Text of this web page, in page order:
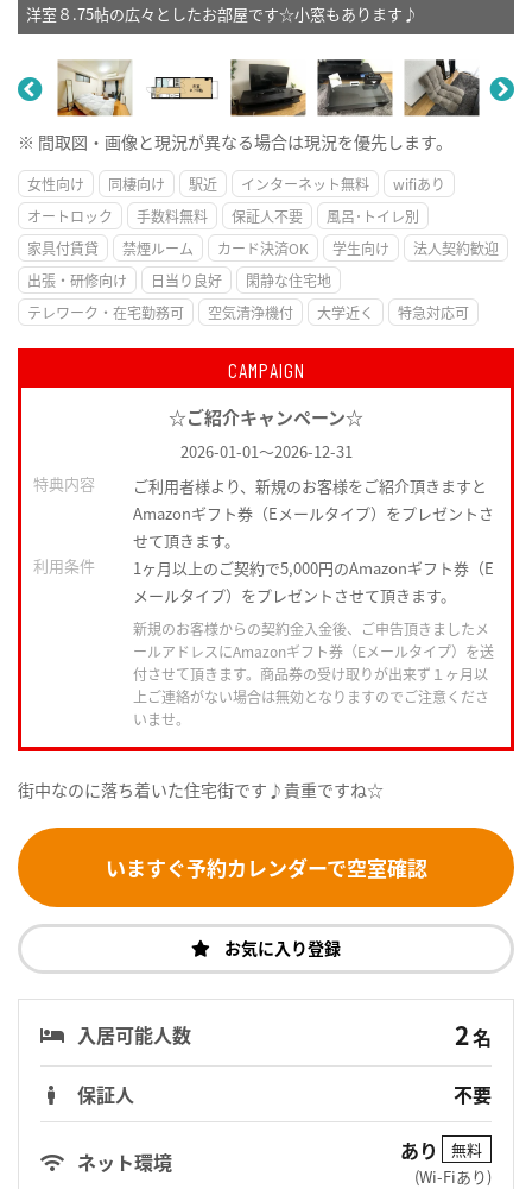
洋室８.75帖の広々としたお部屋です☆小窓もあります♪
※ 間取図・画像と現況が異なる場合は現況を優先します。
女性向け 同棲向け 駅近 インターネット無料
wifiあり
オートロック
手数料無料 保証人不要
風呂･トイレ別
家具付賃貸
禁煙ルーム カード決済OK 学生向け
法人契約歓迎
出張・研修向け
日当り良好
閑静な住宅地
テレワーク・在宅勤務可
空気清浄機付 大学近く 特急対応可
CAMPAIGN
☆ご紹介キャンペーン☆
2026-01-01～2026-12-31
特典内容
ご利用者様より、新規のお客様をご紹介頂きますと
Amazonギフト券（Eメールタイプ）をプレゼントさ
せて頂きます。
利用条件
1ヶ月以上のご契約で5,000円のAmazonギフト券（E
メールタイプ）をプレゼントさせて頂きます。
新規のお客様からの契約金入金後、ご申告頂きましたメ
ールアドレスにAmazonギフト券（Eメールタイプ）を送
付させて頂きます。商品券の受け取りが出来ず１ヶ月以
上ご連絡がない場合は無効となりますのでご注意くださ
いませ。
街中なのに落ち着いた住宅街です♪貴重ですね☆
いますぐ予約カレンダーで空室確認
お気に入り登録
入居可能人数 2名
保証人
不要
ネット環境 あり
無料
(Wi-Fiあり)